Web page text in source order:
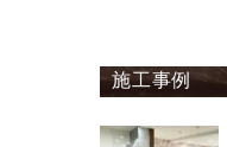
施工事例